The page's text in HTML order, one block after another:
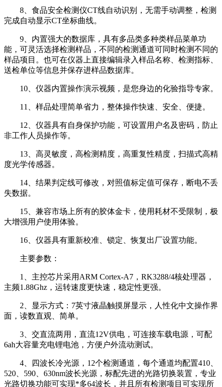
8、食品安全检测仪CT线自动识别，无需手动调整，检测
完成自动显示CT坐标曲线。
9、内置强大的数据库，具有多品类多种类样品菜单功
能，可灵活选择检测样品，不同的检测通道可同时检测不同的
样品项目。也可在仪器上直接编辑录入样品名称、检测指标、
送检单位等信息并保存进样品数据库。
10、仪器内置操作演示视频，是您身边的化验指导专家。
11、样品处理简单省力，整体操作快速、安全、便捷。
12、仪器具有自身保护功能，可设置用户名及密码，防止
非工作人员操作等。
13、高灵敏度，高检测精度，高重复性精度，扫描式高精
度光学传感器。
14、结果判定线可修改，对照值标定值可保存，断电不丢
失数据。
15、兼容市场上所有的胶体金卡，使用耗材不受限制，极
大增强用户使用体验。
16、仪器具有重新校准、锁定、恢复出厂设置功能。
主要参数：
1、主控芯片采用ARM Cortex-A7，RK3288/4核处理器，
主频1.88Ghz，运转速度更快速，稳定性更强。
2、显示方式：7英寸液晶触摸屏显示，人性化中文操作界
面，读数直观、简单。
3、交直流两用，直流12V供电，可连接车载电源，可配
6ah大容量充电锂电池，方便户外流动测试。
4、四波长冷光源，12个检测通道，每个通道均配置410、
520、590、630nm波长光源，标配先进的光路切换装置，专业
光路切换功能可实现*多64波长，并且所有检测项目可实现所